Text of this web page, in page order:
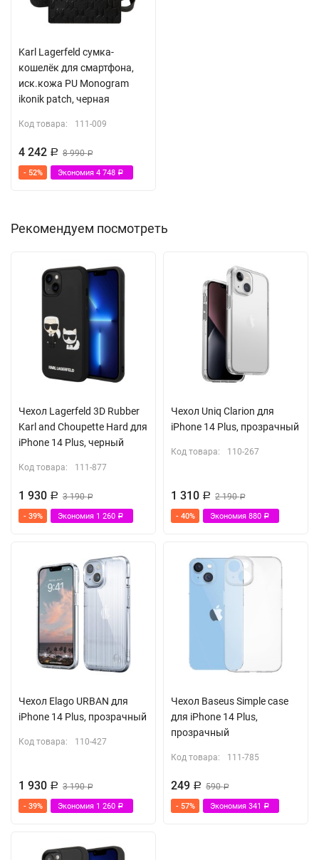
Karl Lagerfeld сумка-
кошелёк для смартфона,
иск.кожа PU Monogram
ikonik patch, черная
Код товара: 111-009
4 242 Р 8 990Р
- 52% Экономия 4 748 Р
Рекомендуем посмотреть
Чехол Lagerfeld 3D Rubber
Karl and Choupette Hard для
iPhone 14 Plus, черный
Код товара: 111-877
1 930 Р 3 190Р
- 39% Экономия 1 260 Р
Чехол Uniq Clarion для
iPhone 14 Plus, прозрачный
Код товара: 110-267
1 310 Р 2 190Р
- 40% Экономия 880 Р
Чехол Elago URBAN для
iPhone 14 Plus, прозрачный
Код товара: 110-427
1 930 Р 3 190Р
- 39% Экономия 1 260 Р
Чехол Baseus Simple case
для iPhone 14 Plus,
прозрачный
Код товара: 111-785
249 Р 590Р
- 57% Экономия 341 Р